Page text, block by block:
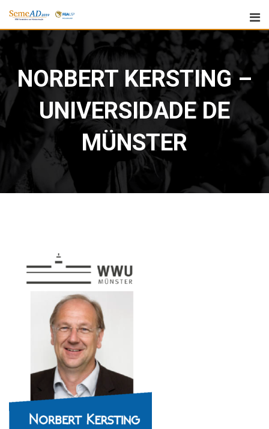
NORBERT KERSTING –
UNIVERSIDADE DE
MÜNSTER